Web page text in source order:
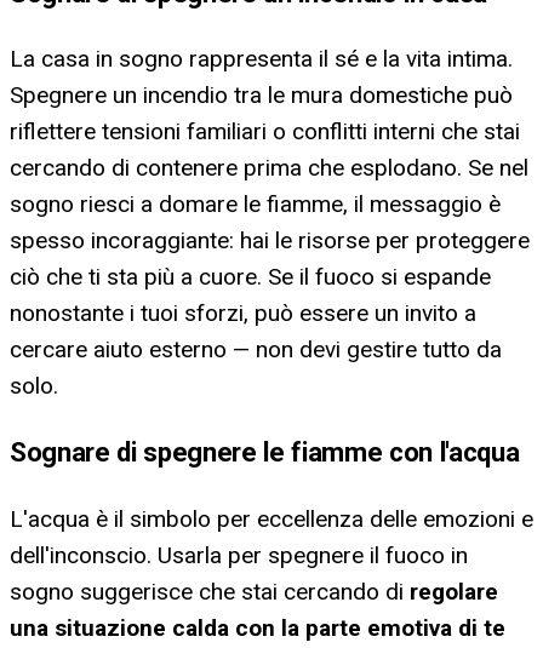
La casa in sogno rappresenta il sé e la vita intima.
Spegnere un incendio tra le mura domestiche può
riflettere tensioni familiari o conflitti interni che stai
cercando di contenere prima che esplodano. Se nel
sogno riesci a domare le fiamme, il messaggio è
spesso incoraggiante: hai le risorse per proteggere
ciò che ti sta più a cuore. Se il fuoco si espande
nonostante i tuoi sforzi, può essere un invito a
cercare aiuto esterno — non devi gestire tutto da
solo.
Sognare di spegnere le fiamme con l'acqua
L'acqua è il simbolo per eccellenza delle emozioni e
dell'inconscio. Usarla per spegnere il fuoco in
sogno suggerisce che stai cercando di regolare
una situazione calda con la parte emotiva di te